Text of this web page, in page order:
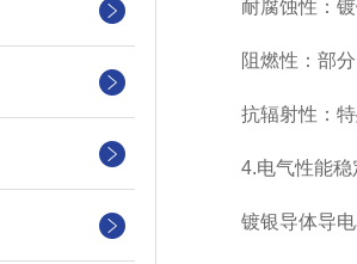
耐腐蚀性：镀
阻燃性：部分电
抗辐射性：特
4.电气性能稳
镀银导体导电